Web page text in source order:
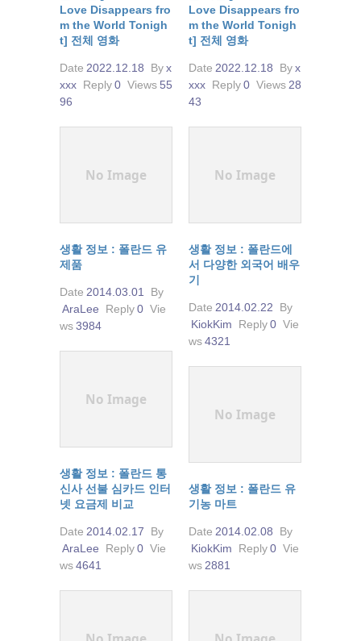
Love Disappears fro
m the World Tonigh
t] 전체 영화
Date 2022.12.18 Byx
xxx Reply0 Views 55
96
Love Disappears fro
m the World Tonigh
t] 전체 영화
Date 2022.12.18 Byx
xxx Reply0 Views 28
43
No Image
생활 정보 : 폴란드 유
제품
Date 2014.03.01
By
AraLee
Reply0 Vie
ws3984
No Image
생활 정보 : 폴란드에
서 다양한 외국어 배우
기
Date 2014.02.22
By
KiokKim
Reply0 Vie
ws4321
No Image
생활 정보 : 폴란드 통
신사 선불 심카드 인터
넷 요금제 비교
Date 2014.02.17
By
AraLee
Reply0 Vie
ws4641
No Image
생활 정보 : 폴란드 유
기농 마트
Date 2014.02.08
By
KiokKim
Reply0 Vie
ws 2881